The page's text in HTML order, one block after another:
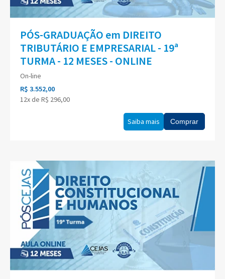
PÓS-GRADUAÇÃO em DIREITO
TRIBUTÁRIO E EMPRESARIAL - 19ª
TURMA - 12 MESES - ONLINE
On-line
R$ 3.552,00
12x de R$ 296,00
Saiba mais Comprar